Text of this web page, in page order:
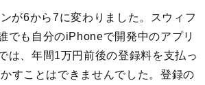
が6から7に変わりました。スウィフ
でも自分のiPhoneで開発中のアプリ
は、年間1万円前後の登録料を支払っ
すことはできませんでした。登録の